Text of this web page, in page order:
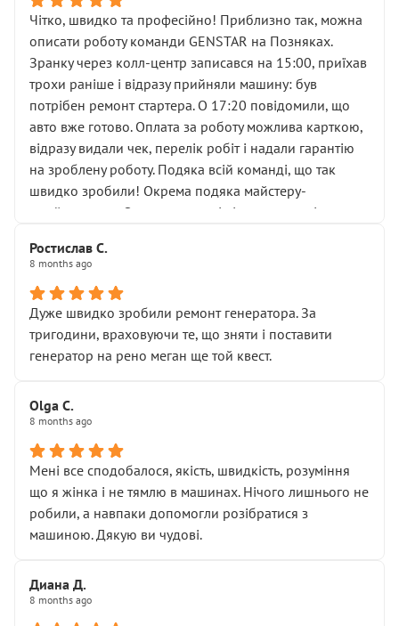
ущільнювачів.
Що прикро — це не перший мій візит. Раніше міняв у
вас стартер, і тоді сервіс наче справив хороше
враження. Але згодом знайшов декілька гайок під
лобовим склом. Мені пояснили, що це “старі гайки, які
відкручували”, і попросили не хвилюватися. ( надіюсь
новий власник, не застяг в полі))
Але після нинішнього візиту такі дрібниці вже не
здаються дрібницями.
Я — клієнт, який працює на довірі, і саме її цей сервіс
Хотілося б більше:
• належної уваги до авто
• прозорості в роботах і рахунках
• реальної діагностики, а не формального
“подивились і поїхав”
На жаль, складається враження, що сервіс працює не
Стосовно комунікації - все добре
Чітко, швидко та професійно! Приблизно так, можна
описати роботу команди GENSTAR на Позняках.
Зранку через колл-центр записався на 15:00, приїхав
трохи раніше і відразу прийняли машину: був
потрібен ремонт стартера. О 17:20 повідомили, що
авто вже готово. Оплата за роботу можлива карткою,
відразу видали чек, перелік робіт і надали гарантію
на зроблену роботу. Подяка всій команді, що так
швидко зробили! Окрема подяка майстеру-
приймальнику Олександру: всі чітко та по суті.
звертатися до цього автосервісу.
Ростислав С.
8 months ago
Дуже швидко зробили ремонт генератора. За
тригодини, враховуючи те, що зняти і поставити
генератор на рено меган ще той квест.
Olga С.
8 months ago
Мені все сподобалося, якість, швидкість, розуміння
що я жінка і не тямлю в машинах. Нічого лишнього не
робили, а навпаки допомогли розібратися з
машиною. Дякую ви чудові.
Диана Д.
8 months ago